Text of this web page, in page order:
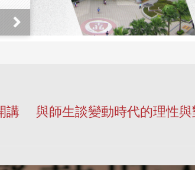
講 與師生談變動時代的理性與